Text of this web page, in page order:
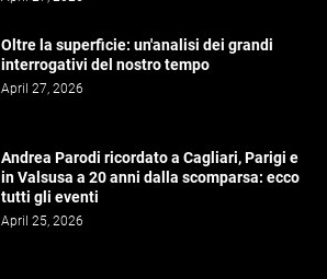
Oltre la superficie: un'analisi dei grandi
interrogativi del nostro tempo
April 27, 2026
Andrea Parodi ricordato a Cagliari, Parigi e
in Valsusa a 20 anni dalla scomparsa: ecco
tutti gli eventi
April 25, 2026